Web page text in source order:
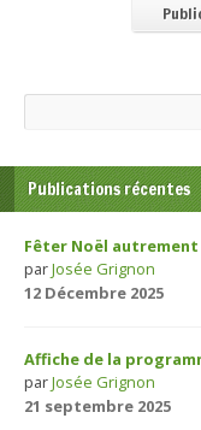
Recherche
Publications récentes
Fêter Noël autrement
parJosée Grignon
12 Décembre 2025
Affiche de la
parJosée Grignon
21 septembre 2025